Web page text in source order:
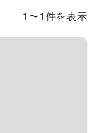
1 〜1 件を表示